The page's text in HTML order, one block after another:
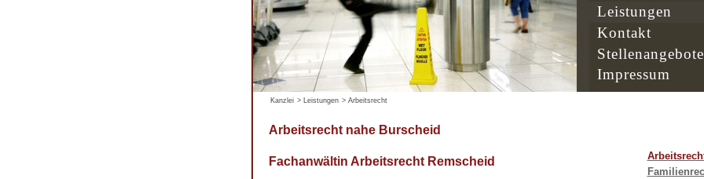
Leistungen
Kontakt
Stellenangebote
Impressum
Kanzlei > Leistungen > Arbeitsrecht
Arbeitsrecht nahe Burscheid
Fachanwältin Arbeitsrecht Remscheid